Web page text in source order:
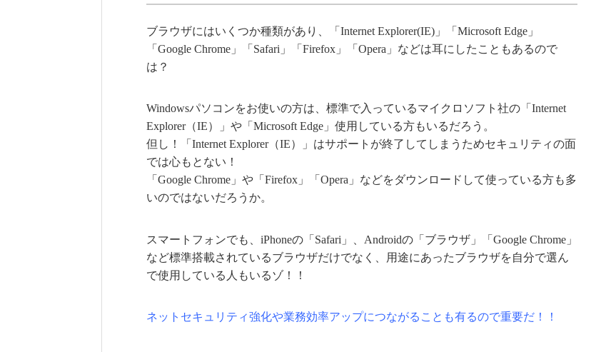
ブラウザにはいくつか種類があり、「Internet Explorer(IE)」「Microsoft Edge」
「Google Chrome」「Safari」「Firefox」「Opera」などは耳にしたこともあるので
は？
Windowsパソコンをお使いの方は、標準で入っているマイクロソフト社の「Internet
Explorer（IE）」や「Microsoft Edge」使用している方もいるだろう。
但し！「Internet Explorer（IE）」はサポートが終了してしまうためセキュリティの面
では心もとない！
「Google Chrome」や「Firefox」「Opera」などをダウンロードして使っている方も多
いのではないだろうか。
スマートフォンでも、iPhoneの「Safari」、Androidの「ブラウザ」「Google Chrome」
など標準搭載されているブラウザだけでなく、用途にあったブラウザを自分で選ん
で使用している人もいるゾ！！
ネットセキュリティ強化や業務効率アップにつながることも有るので重要だ！！